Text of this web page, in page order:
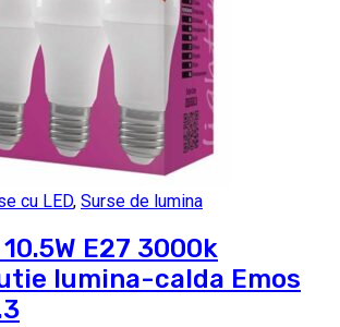
cu LED, Surse de lumina
E27 3000k
lumina-calda Emos